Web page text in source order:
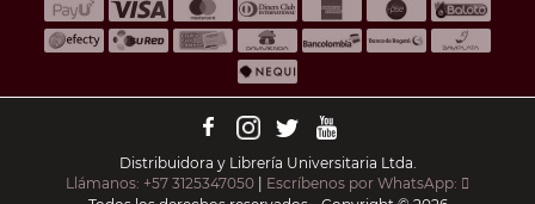
Distribuidora y Librería Universitaria Ltda.
Llámanos: +57 3125347050
Escríbenos por WhatsApp: